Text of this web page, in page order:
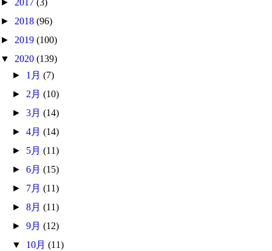
► 2017 (3)
► 2018 (96)
► 2019 (100)
▼ 2020 (139)
► 1月(7)
► 2月(10)
►3月(14)
►4月(14)
► 5月(11)
►6月(15)
► 7月(11)
►8月(11)
►9月(12)
▼ 10月(11)